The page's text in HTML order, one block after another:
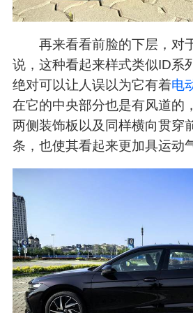
再来看看前脸的下层，对
说，这种看起来样式类似ID系
绝对可以让人误以为它有着电
在它的中央部分也是有风道的
两侧装饰板以及同样横向贯穿
条，也使其看起来更加具运动